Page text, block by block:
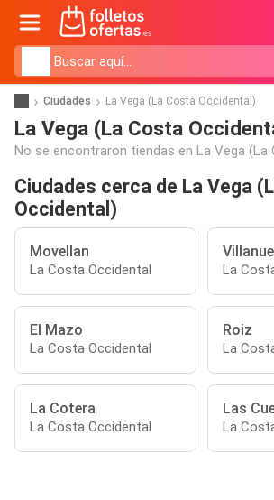
Ciudades La Vega (La Costa Occidental)
La Vega (La Costa
No se encontraron tiendas en La Vega (La
Ciudades cerca de La Vega
Occidental)
Movellan
La Costa Occidental La
El Mazo
La Costa Occidental
Roiz
La
La Cotera
La Costa Occidental
Las
La